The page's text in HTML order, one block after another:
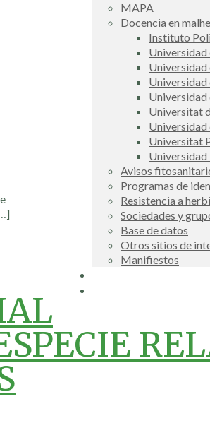
MAPA
Docencia en
Instituto
Universidad
Universidad
Universidad
Universitat
Universidad
Universitat
Universidad
Avisos
Programas de
Resistencia a
Sociedades y
Base de datos
Otros sitios de
Manifiestos